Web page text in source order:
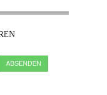
ABSENDEN